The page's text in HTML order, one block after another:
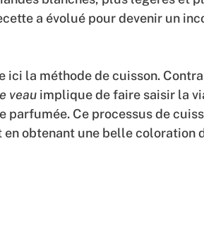
a évolué pour devenir un
ici la méthode de cuisson.
veau implique de faire saisir la
parfumée. Ce processus de
obtenant une belle coloration